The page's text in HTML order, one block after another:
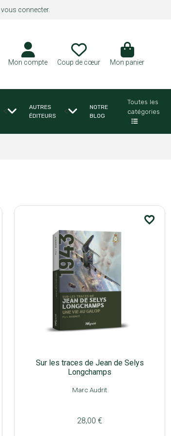
vous connecter.
Mon compte Coup de cœur Mon panier
<
AUTRES
ÉDITEURS
<
NOTRE
BLOG
Toutes les
catégories
favorite_border
Sur les traces de Jean de Selys
Longchamps
Marc Audrit
28,00 €